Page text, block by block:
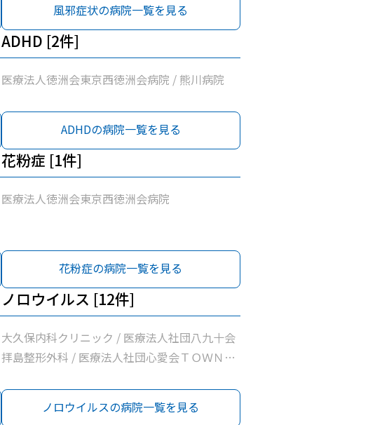
東京西徳洲会病院 / 名取医院 / 公益社団法人昭
島市医師会診療所 / 昭島内科クリニック / 医療
法人社団玲世会いろは診療所 / 桂川内科医院 /
熊川病院
風邪症状の病院一覧を見る
ADHD [2件]
医療法人徳洲会東京西徳洲会病院 / 熊川病院
ADHDの病院一覧を見る
花粉症 [1件]
医療法人徳洲会東京西徳洲会病院
花粉症の病院一覧を見る
ノロウイルス [12件]
大久保内科クリニック / 医療法人社団八九十会
拝島整形外科 / 医療法人社団心愛会ＴＯＷＮ訪
東京石心会昭島腎クリニック / 医療法人徳洲会
東京西徳洲会病院 / 名取医院 / 公益社団法人昭
ノロウイルスの病院一覧を見る